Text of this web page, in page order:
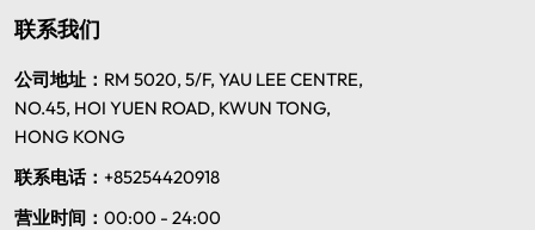
联系我们
公司地址： RM 5020, 5/F, YAU LEE CENTRE,
NO.45, HOI YUEN ROAD, KWUN TONG,
HONG KONG
联系电话： +85254420918
营业时间： 00:00 - 24:00